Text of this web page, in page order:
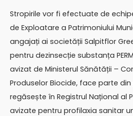
Stropirile vor fi efectuate de
de Exploatare a Patrimoniului
angajați ai societății Salpitflor
pentru dezinsecție substanța
avizat de Ministerul Sănătății –
Produselor Biocide, face parte din
regăsește în Registrul Național al
avizate pentru profilaxia sanitar